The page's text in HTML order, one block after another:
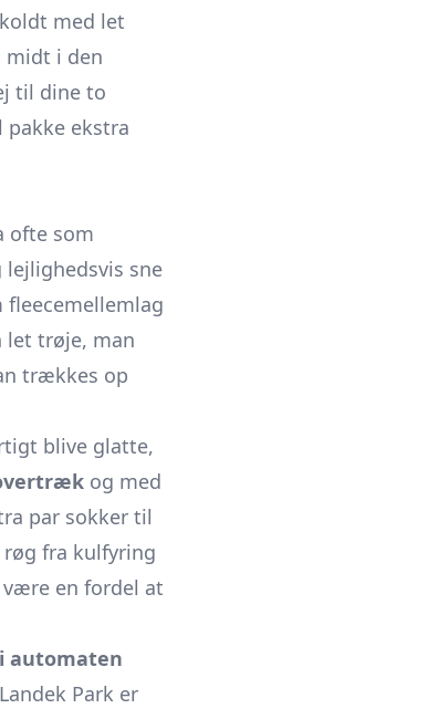
med let
midt i den
til dine to
ekstra
ofte som
sne
fleecemellemlag
let trøje, man
trækkes op
blive glatte,
og med
par sokker til
fra kulfyring
være en fordel at
automaten
Park er